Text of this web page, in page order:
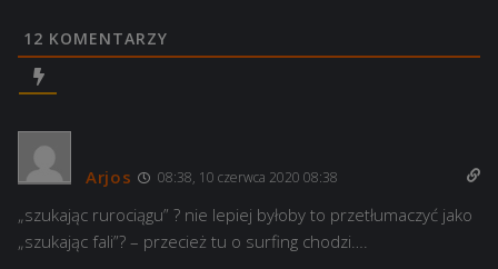
12 KOMENTARZY
Arjos 08:38, 10 czerwca 2020 08:38
„szukając rurociągu” ? nie lepiej byłoby to przetłumaczyć jako
„szukając fali”? – przecież tu o surfing chodzi….